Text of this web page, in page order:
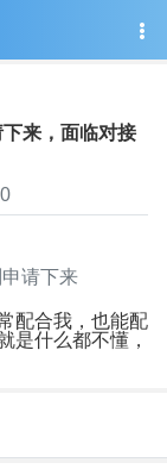
来，面临对接
请下来
配合我，也能配
是什么都不懂，